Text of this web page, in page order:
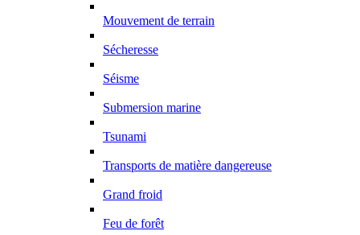
Mouvement de terrain
Sécheresse
Séisme
Submersion marine
Tsunami
Transports de matière dangereuse
Grand froid
Feu de forêt